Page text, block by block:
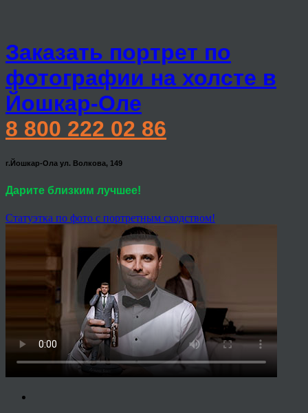
Заказать портрет по
фотографии на холсте в
Йошкар-Оле
8 800 222 02 86
г.Йошкар-Ола ул. Волкова, 149
Дарите близким лучшее!
Статуэтка по фото с портретным сходством!